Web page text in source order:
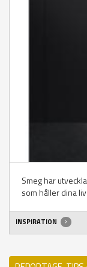
Smeg har
som håller dina
INSPIRATION